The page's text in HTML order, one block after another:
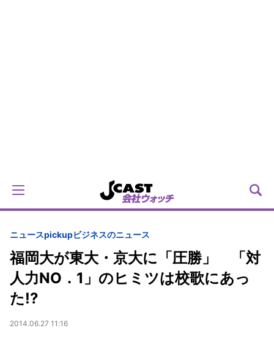
ニュースpickupビジネスのニュース
福岡大が東大・京大に「圧勝」 「対
人力NO．1」のヒミツは校歌にあっ
た!?
2014.06.27 11:16